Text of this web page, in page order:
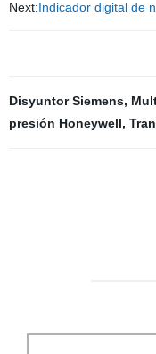
Next:Indicador digital de
Disyuntor Siemens,
presión Honeywell,